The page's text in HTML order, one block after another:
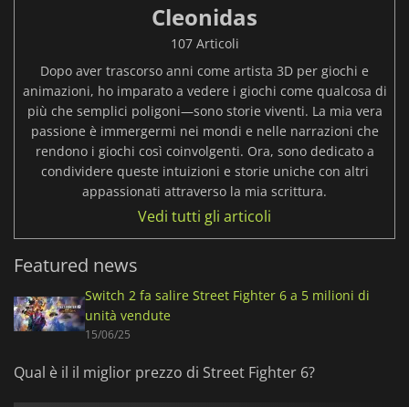
Cleonidas
107 Articoli
Dopo aver trascorso anni come artista 3D per giochi e
animazioni, ho imparato a vedere i giochi come qualcosa di
più che semplici poligoni—sono storie viventi. La mia vera
passione è immergermi nei mondi e nelle narrazioni che
rendono i giochi così coinvolgenti. Ora, sono dedicato a
condividere queste intuizioni e storie uniche con altri
appassionati attraverso la mia scrittura.
Vedi tutti gli articoli
Featured news
Switch 2 fa salire Street Fighter 6 a 5 milioni di
unità vendute
15/06/25
Qual è il il miglior prezzo di Street Fighter 6?